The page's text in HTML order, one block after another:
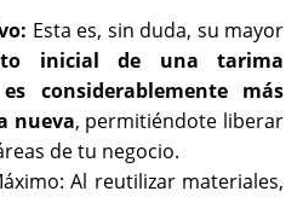
Esta es, sin duda, su mayor
inicial de una tarima
considerablemente más
nueva, permitiéndote liberar
de tu negocio.
Al reutilizar materiales,